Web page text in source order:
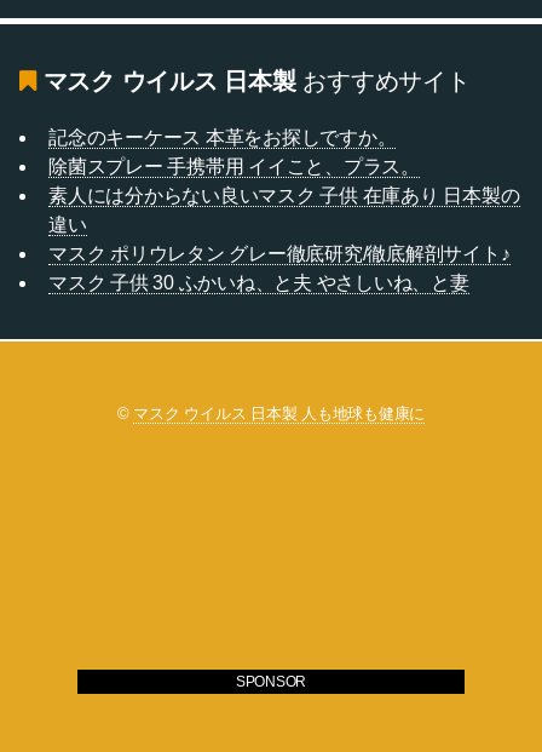
マスク ウイルス 日本製おすすめサイト
記念のキーケース 本革をお探しですか。
除菌スプレー 手携帯用 イイこと、プラス。
素人には分からない良いマスク 子供 在庫あり 日本製の
違い
マスク ポリウレタン グレー徹底研究/徹底解剖サイト♪
マスク 子供 30 ふかいね、と夫 やさしいね、と妻
© マスク ウイルス 日本製 人も地球も健康に
SPONSOR